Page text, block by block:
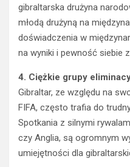
gibraltarska drużyna
młodą drużyną na
doświadczenia w
na wyniki i pewność siebie
4. Ciężkie grupy
Gibraltar, ze względu na
FIFA, często trafia do
Spotkania z silnymi
czy Anglia, są ogromnym
umiejętności dla